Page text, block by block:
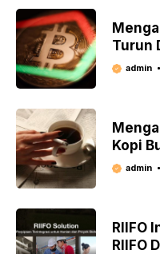
Turun
admin
Kopi
admin
RIIFO
RIIFO